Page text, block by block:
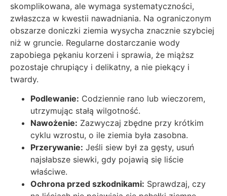
skomplikowana, ale wymaga systematyczności,
zwłaszcza w kwestii nawadniania. Na ograniczonym
obszarze doniczki ziemia wysycha znacznie szybciej
niż w gruncie. Regularne dostarczanie wody
zapobiega pękaniu korzeni i sprawia, że miąższ
pozostaje chrupiący i delikatny, a nie piekący i
twardy.
Podlewanie: Codziennie rano lub wieczorem,
utrzymując stałą wilgotność.
Nawożenie: Zazwyczaj zbędne przy krótkim
cyklu wzrostu, o ile ziemia była zasobna.
Przerywanie: Jeśli siew był za gęsty, usuń
najsłabsze siewki, gdy pojawią się liście
właściwe.
Ochrona przed szkodnikami: Sprawdzaj, czy